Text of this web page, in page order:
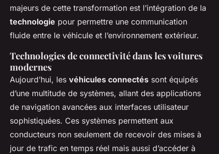
majeurs de cette transformation est l’intégration de la
technologie pour permettre une communication
fluide entre le véhicule et l’environnement extérieur.
Technologies de connectivité dans les voitures
modernes
Aujourd’hui, les véhicules connectés sont équipés
d’une multitude de systèmes, allant des applications
de navigation avancées aux interfaces utilisateur
sophistiquées. Ces systèmes permettent aux
conducteurs non seulement de recevoir des mises à
jour de trafic en temps réel mais aussi d’accéder à